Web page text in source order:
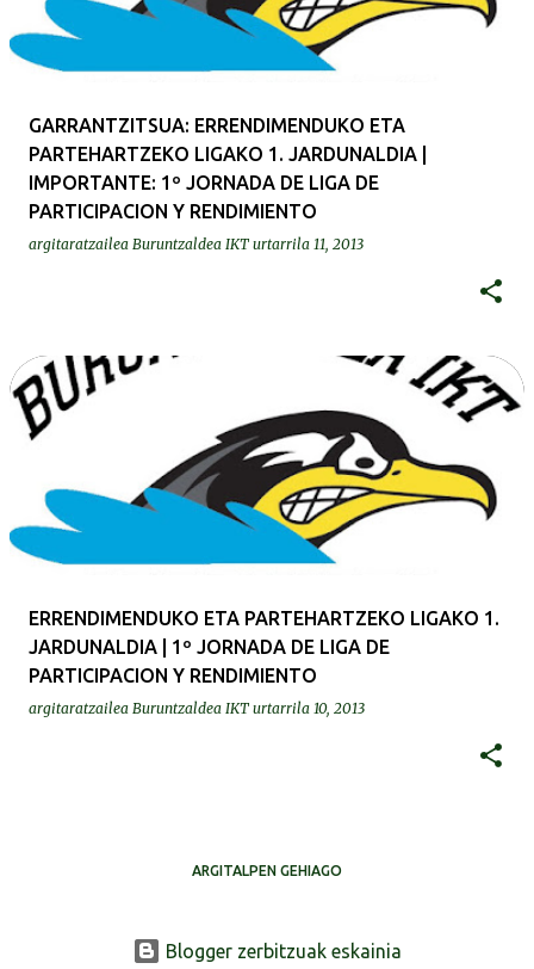
GARRANTZITSUA: ERRENDIMENDUKO ETA
PARTEHARTZEKO LIGAKO 1. JARDUNALDIA |
IMPORTANTE: 1º JORNADA DE LIGA DE
PARTICIPACION Y RENDIMIENTO
argitaratzailea Buruntzaldea IKT urtarrila 11, 2013
ERRENDIMENDUKO ETA PARTEHARTZEKO LIGAKO 1.
JARDUNALDIA | 1º JORNADA DE LIGA DE
PARTICIPACION Y RENDIMIENTO
argitaratzailea Buruntzaldea IKT urtarrila 10, 2013
ARGITALPEN GEHIAGO
Blogger zerbitzuak eskainia